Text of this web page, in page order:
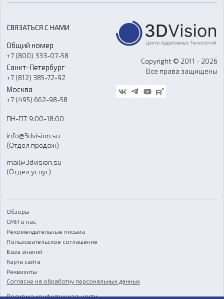
Оборудование и материалы для вакуумного литья
Аксессуары и прочее оборудование
Программное обеспечение
Ремонт и услуги
О компании
Контакты
Гос. закупки
Стать дилером
Блог
FAQ
СВЯЗАТЬСЯ С НАМИ
Общий номер
+7 (800) 333-07-58
Санкт-Петербург
+7 (812) 385-72-92
Москва
+7 (495) 662-98-58
ПН-ПТ 9:00-18:00
info@3dvision.su
(Отдел продаж)
mail@3dvision.su
(Отдел услуг)
Copyright © 2011 - 2026
Все права защищены
Обзоры
СМИ о нас
Рекомендательные письма
Пользовательское соглашение
База знаний
Карта сайта
Реквизиты
Согласие на обработку персональных данных
Политика конфиденциальности